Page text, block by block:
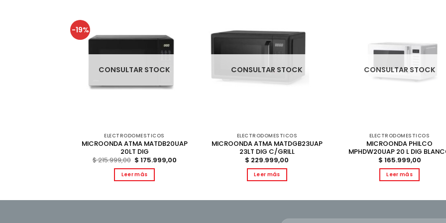
-19%
CONSULTAR STOCK
ELECTRODOMESTICOS
MICROONDA ATMA MATDB20UAP
20LT DIG
$215.999,00 El
precio
original
era:
$ 215.999,00.
$ 175.999,00El
Leer más
CONSULTAR STOCK
ELECTRODOMESTICOS
MICROONDA ATMA MATDGB23UAP
23LT DIG C/GRILL
$ 229.999,00
Leer más
CONSULTAR STOCK
ELECTRODOMESTICOS
MICROONDA PHILCO
MPHDW20UAP 20 L DIG
$ 165.999,00
Leer más